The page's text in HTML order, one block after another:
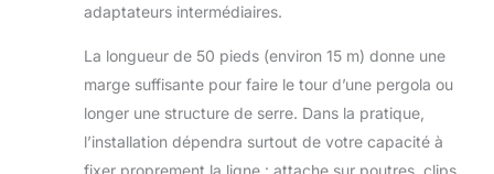
adaptateurs intermédiaires.
La longueur de 50 pieds (environ 15 m) donne une
marge suffisante pour faire le tour d’une pergola ou
longer une structure de serre. Dans la pratique,
l’installation dépendra surtout de votre capacité à
fixer proprement la ligne : attache sur poutres, clips,